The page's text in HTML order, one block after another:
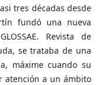
tres décadas desde
fundó una nueva
Revista de
se trataba de una
máxime cuando su
atención a un ámbito